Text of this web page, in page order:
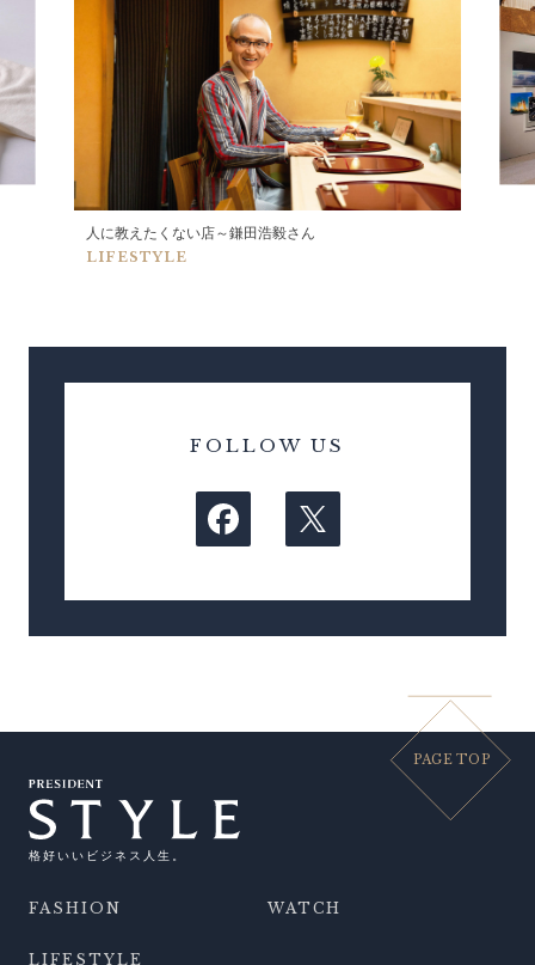
人に教えたくない店～鎌田浩毅さん
LIFESTYLE
FOLLOW US
PAGE TOP
格好いいビジネス人生。
FASHION WATCH
LIFESTYLE